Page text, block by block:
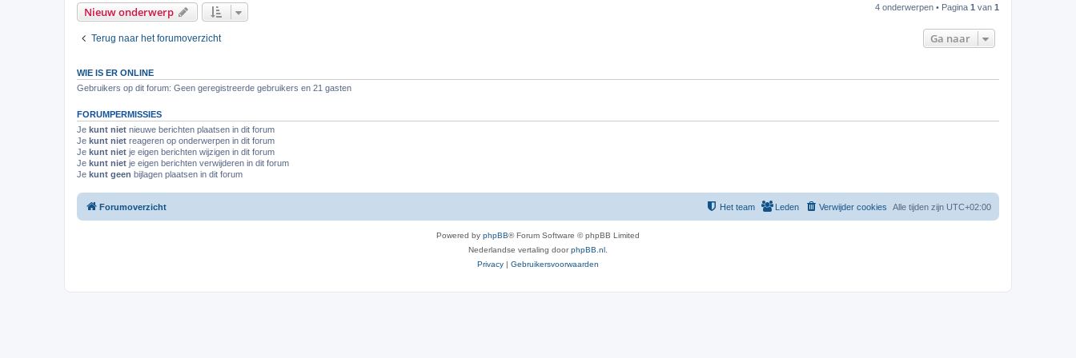
Nieuw onderwerp 4 onderwerpen • Pagina 1 van 1
Terug naar het forumoverzicht Ga naar
WIE IS ER ONLINE
Gebruikers op dit forum: Geen geregistreerde gebruikers en 21 gasten
FORUMPERMISSIES
Je kunt niet nieuwe berichten plaatsen in dit forum
Je kunt niet reageren op onderwerpen in dit forum
Je kunt niet je eigen berichten wijzigen in dit forum
Je kunt niet je eigen berichten verwijderen in dit forum
Je kunt geen bijlagen plaatsen in dit forum
Forumoverzicht Alle tijden zijn UTC+02:00
Verwijder cookies
Leden
Het team
Powered by phpBB® Forum Software © phpBB Limited
Nederlandse vertaling doorphpBB.nl
Privacy | Gebruikersvoorwaarden